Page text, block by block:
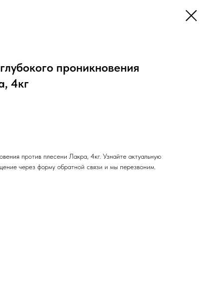
проникновения
4кг
против плесени Лакра, 4кг. Узнайте актуальную
через форму обратной связи и мы перезвоним.